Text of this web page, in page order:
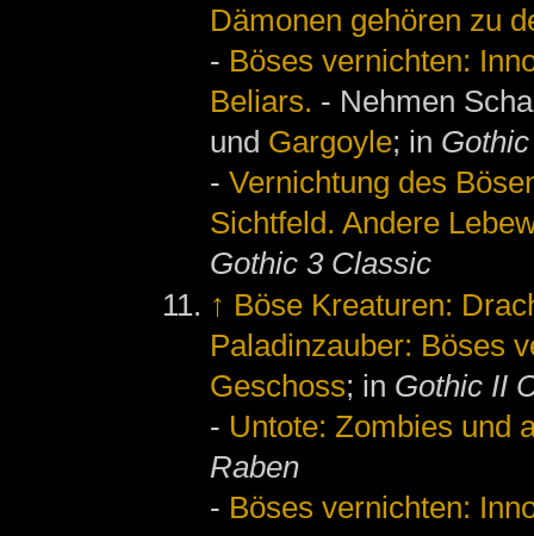
Dämonen gehören zu
- Böses vernichten:
Beliars. - Nehmen
und Gargoyle; in
-Vernichtung des
Sichtfeld. Andere
Gothic 3 Classic
↑ Böse Kreaturen:
Paladinzauber: Böses
Geschoss; in Gothic II
- Untote: Zombies und
Raben
- Böses vernichten: